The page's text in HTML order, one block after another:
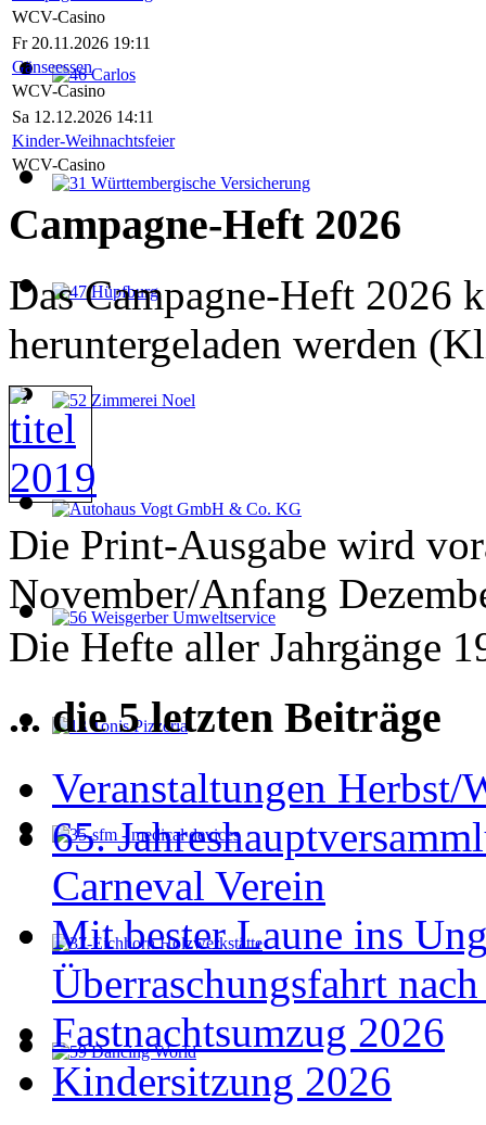
WCV-Casino
Fr 20.11.2026 19:11
Gänseessen
WCV-Casino
Sa 12.12.2026 14:11
Kinder-Weihnachtsfeier
WCV-Casino
Campagne-Heft 2026
Das Campagne-Heft 2026
heruntergeladen werden
Die Print-Ausgabe wird
November/Anfang
Die Hefte aller Jahrgänge
... die 5 letzten Beiträge
Veranstaltungen Herbst/
65.
Carneval Verein
Mit bester Laune ins
Überraschungsfahrt
Fastnachtsumzug 2026
Kindersitzung 2026